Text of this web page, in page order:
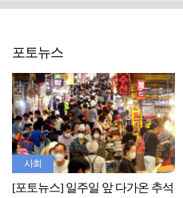
포토뉴스
사회
[포토뉴스] 일주일 앞 다가온 추석